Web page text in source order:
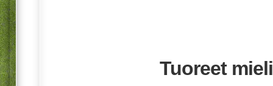
Tuoreet